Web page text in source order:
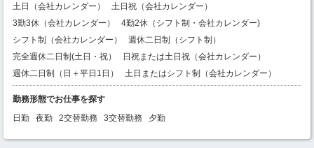
土日（会社カレンダー）
土日祝（会社カレンダー）
3勤3休（会社カレンダー）
4勤2休（シフト制・会社カレンダー)
シフト制（会社カレンダー）
週休二日制（シフト制）
完全週休二日制(土日・祝）
日祝または土日祝（会社カレンダー）
週休二日制（日＋平日1日）
土日またはシフト制（会社カレンダー）
勤務形態でお仕事を探す
日勤
夜勤 2交替勤務 3交替勤務 夕勤